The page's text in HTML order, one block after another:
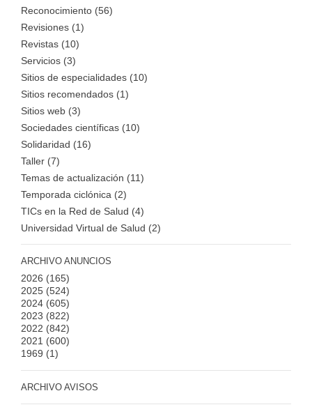
Reconocimiento (56)
Revisiones (1)
Revistas (10)
Servicios (3)
Sitios de especialidades (10)
Sitios recomendados (1)
Sitios web (3)
Sociedades científicas (10)
Solidaridad (16)
Taller (7)
Temas de actualización (11)
Temporada ciclónica (2)
TICs en la Red de Salud (4)
Universidad Virtual de Salud (2)
ARCHIVO ANUNCIOS
2026 (165)
2025 (524)
2024 (605)
2023 (822)
2022 (842)
2021 (600)
1969 (1)
ARCHIVO AVISOS